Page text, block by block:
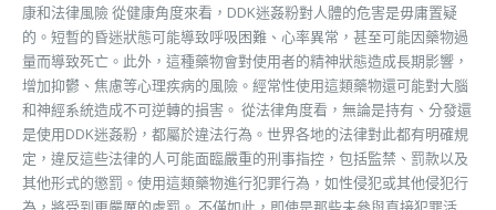
康和法律風險 從健康角度來看，DDK迷姦粉對人體的危害是毋庸置疑
的。短暫的昏迷狀態可能導致呼吸困難、心率異常，甚至可能因藥物過
量而導致死亡。此外，這種藥物會對使用者的精神狀態造成長期影響，
增加抑鬱、焦慮等心理疾病的風險。經常性使用這類藥物還可能對大腦
和神經系統造成不可逆轉的損害。 從法律角度看，無論是持有、分發還
是使用DDK迷姦粉，都屬於違法行為。世界各地的法律對此都有明確規
定，違反這些法律的人可能面臨嚴重的刑事指控，包括監禁、罰款以及
其他形式的懲罰。使用這類藥物進行犯罪行為，如性侵犯或其他侵犯行